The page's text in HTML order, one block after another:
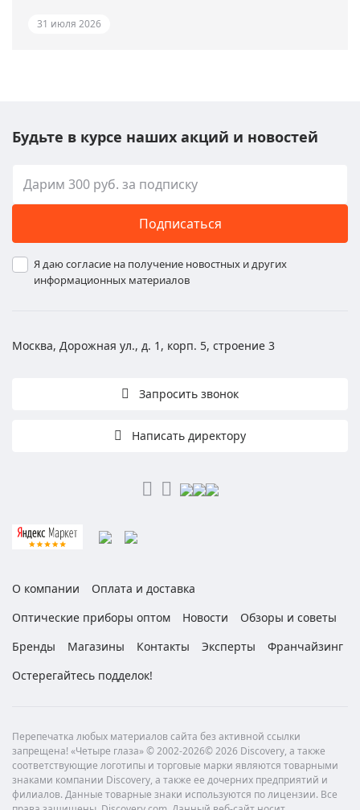
31 июля 2026
Будьте в курсе наших акций и новостей
Подписаться
Я даю согласие на получение новостных и других
информационных материалов
Москва, Дорожная ул., д. 1, корп. 5, строение 3
Запросить звонок
Написать директору
О компании
Оплата и доставка
Оптические приборы оптом
Новости
Обзоры и советы
Бренды
Магазины Контакты Эксперты
Франчайзинг
Остерегайтесь подделок!
Перепечатка любых материалов сайта без активной ссылки
запрещена! «Четыре глаза» © 2002-2026© 2026 Discovery, а также
соответствующие логотипы и торговые марки являются товарными
знаками компании Discovery, а также ее дочерних предприятий и
филиалов. Данные товарные знаки используются по лицензии. Все